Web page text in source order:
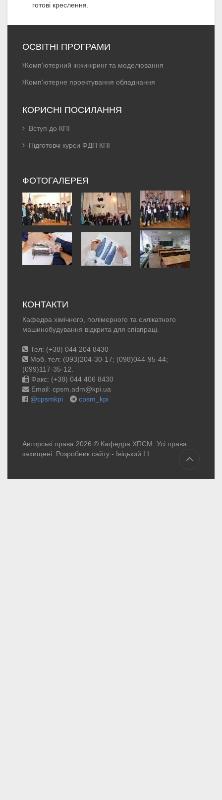
готові креслення.
ОСВІТНІ ПРОГРАМИ
Комп'ютерний інжиніринг та моделювання
Комп'ютерне проектування обладнання
КОРИСНІ ПОСИЛАННЯ
Вступ до КПІ
Підготовчі курси ФДП КПІ
ФОТОГАЛЕРЕЯ
КОНТАКТИ
Кафедра хімічного, полімерного та силікатного
машинобудування відкрита для співпраці.
Тел: (+38) 044 204 8430
Моб. тел: (093)204-30-17; (098)044-95-44;
(099)117-35-12.
Факс: (+38) 044 406 8430
Email: cpsm.adm@kpi.ua
@cpsmkpi
cpsm_kpi
Авторські права 2026 © Кафедра ХПСМ. Усі права
захищені. Розробник сайту - Івіцький І.І.